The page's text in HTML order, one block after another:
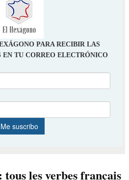
les verbes français